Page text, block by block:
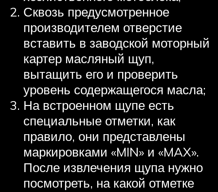
Сквозь предусмотренное
производителем отверстие
вставить в заводской моторный
картер масляный щуп,
вытащить его и проверить
уровень содержащегося масла;
На встроенном щупе есть
специальные отметки, как
правило, они представлены
маркировками «MIN» и «MAX».
После извлечения щупа нужно
посмотреть, на какой отметке